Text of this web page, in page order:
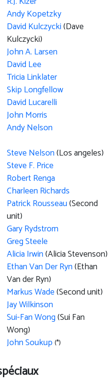
Andy Kopetzky
David Kulczycki(Dave
Kulczycki)
John A. Larsen
David Lee
Tricia Linklater
Skip Longfellow
David Lucarelli
John Morris
Andy Nelson
Steve Nelson(Los angeles)
Steve F. Price
Robert Renga
Charleen Richards
Patrick Rousseau(Second
unit)
Gary Rydstrom
Greg Steele
Alicia Irwin(Alicia Stevenson)
Ethan Van Der Ryn(Ethan
Van der Ryn)
Markus Wade(Second unit)
Jay Wilkinson
Sui-Fan Wong(Sui Fan
Wong)
John Soukup (*)